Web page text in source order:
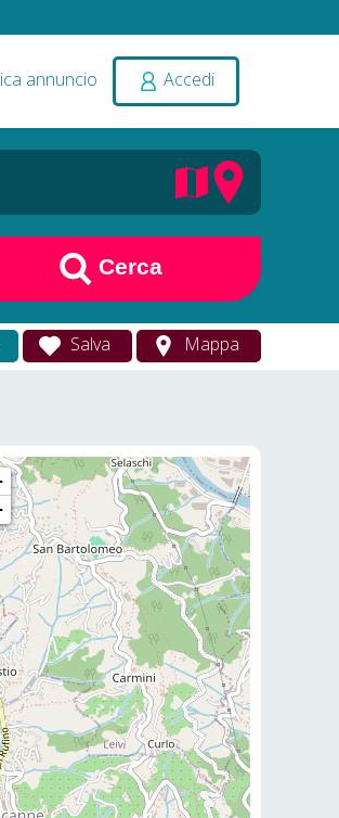
annuncio Accedi
Cerca
Salva Mappa